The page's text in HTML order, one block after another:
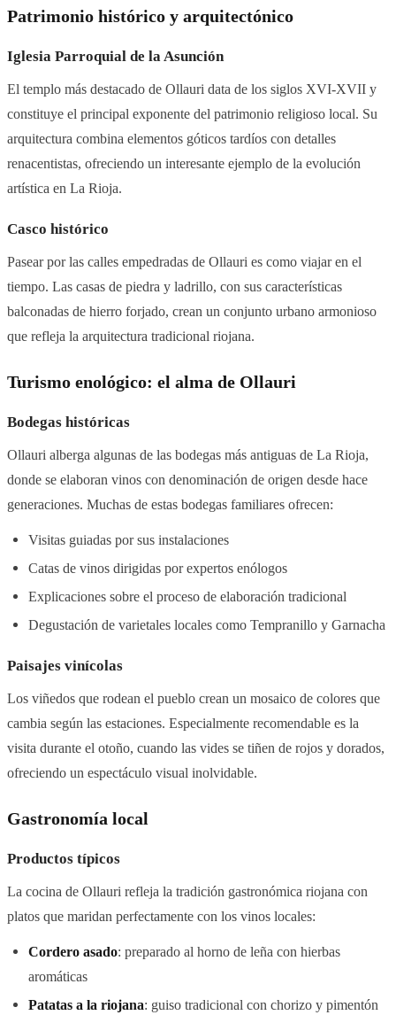
Patrimonio histórico y arquitectónico
Iglesia Parroquial de la Asunción
El templo más destacado de Ollauri data de los siglos XVI-XVII y
constituye el principal exponente del patrimonio religioso local. Su
arquitectura combina elementos góticos tardíos con detalles
renacentistas, ofreciendo un interesante ejemplo de la evolución
artística en La Rioja.
Casco histórico
Pasear por las calles empedradas de Ollauri es como viajar en el
tiempo. Las casas de piedra y ladrillo, con sus características
balconadas de hierro forjado, crean un conjunto urbano armonioso
que refleja la arquitectura tradicional riojana.
Turismo enológico: el alma de Ollauri
Bodegas históricas
Ollauri alberga algunas de las bodegas más antiguas de La Rioja,
donde se elaboran vinos con denominación de origen desde hace
generaciones. Muchas de estas bodegas familiares ofrecen:
Visitas guiadas por sus instalaciones
Catas de vinos dirigidas por expertos enólogos
Explicaciones sobre el proceso de elaboración tradicional
Degustación de varietales locales como Tempranillo y Garnacha
Paisajes vinícolas
Los viñedos que rodean el pueblo crean un mosaico de colores que
cambia según las estaciones. Especialmente recomendable es la
visita durante el otoño, cuando las vides se tiñen de rojos y dorados,
ofreciendo un espectáculo visual inolvidable.
Gastronomía local
Productos típicos
La cocina de Ollauri refleja la tradición gastronómica riojana con
platos que maridan perfectamente con los vinos locales:
Cordero asado: preparado al horno de leña con hierbas
aromáticas
Patatas a la riojana: guiso tradicional con chorizo y pimentón